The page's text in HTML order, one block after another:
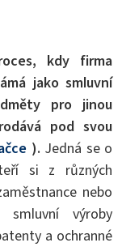
kdy firma
jako smluvní
pro jinou
pod svou
). Jedná se o
si z různých
nebo
smluvní výroby
a ochranné